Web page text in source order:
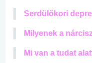
Serdülőkori
Milyenek a
Mi van a tudat